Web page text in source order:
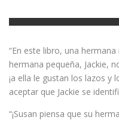
“En este libro, una
hermana pequeña, Jackie,
¡a ella le gustan los lazos y
aceptar que Jackie se
“¡Susan piensa que su